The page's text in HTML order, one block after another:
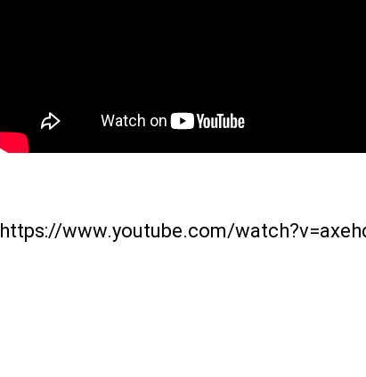
https://www.youtube.com/